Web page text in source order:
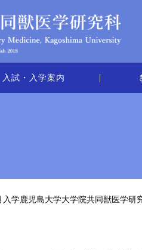
入試・入学案内
学鹿児島大学大学院共同獣医学研